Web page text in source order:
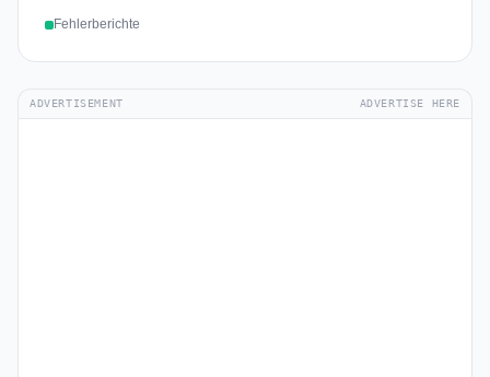
Fehlerberichte
ADVERTISEMENT ADVERTISE HERE